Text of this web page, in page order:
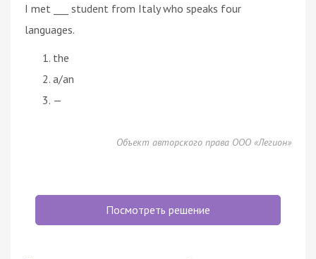
I met ___ student from Italy who speaks four
languages.
the
a/an
—
Объект авторского права ООО «Легион»
Посмотреть решение